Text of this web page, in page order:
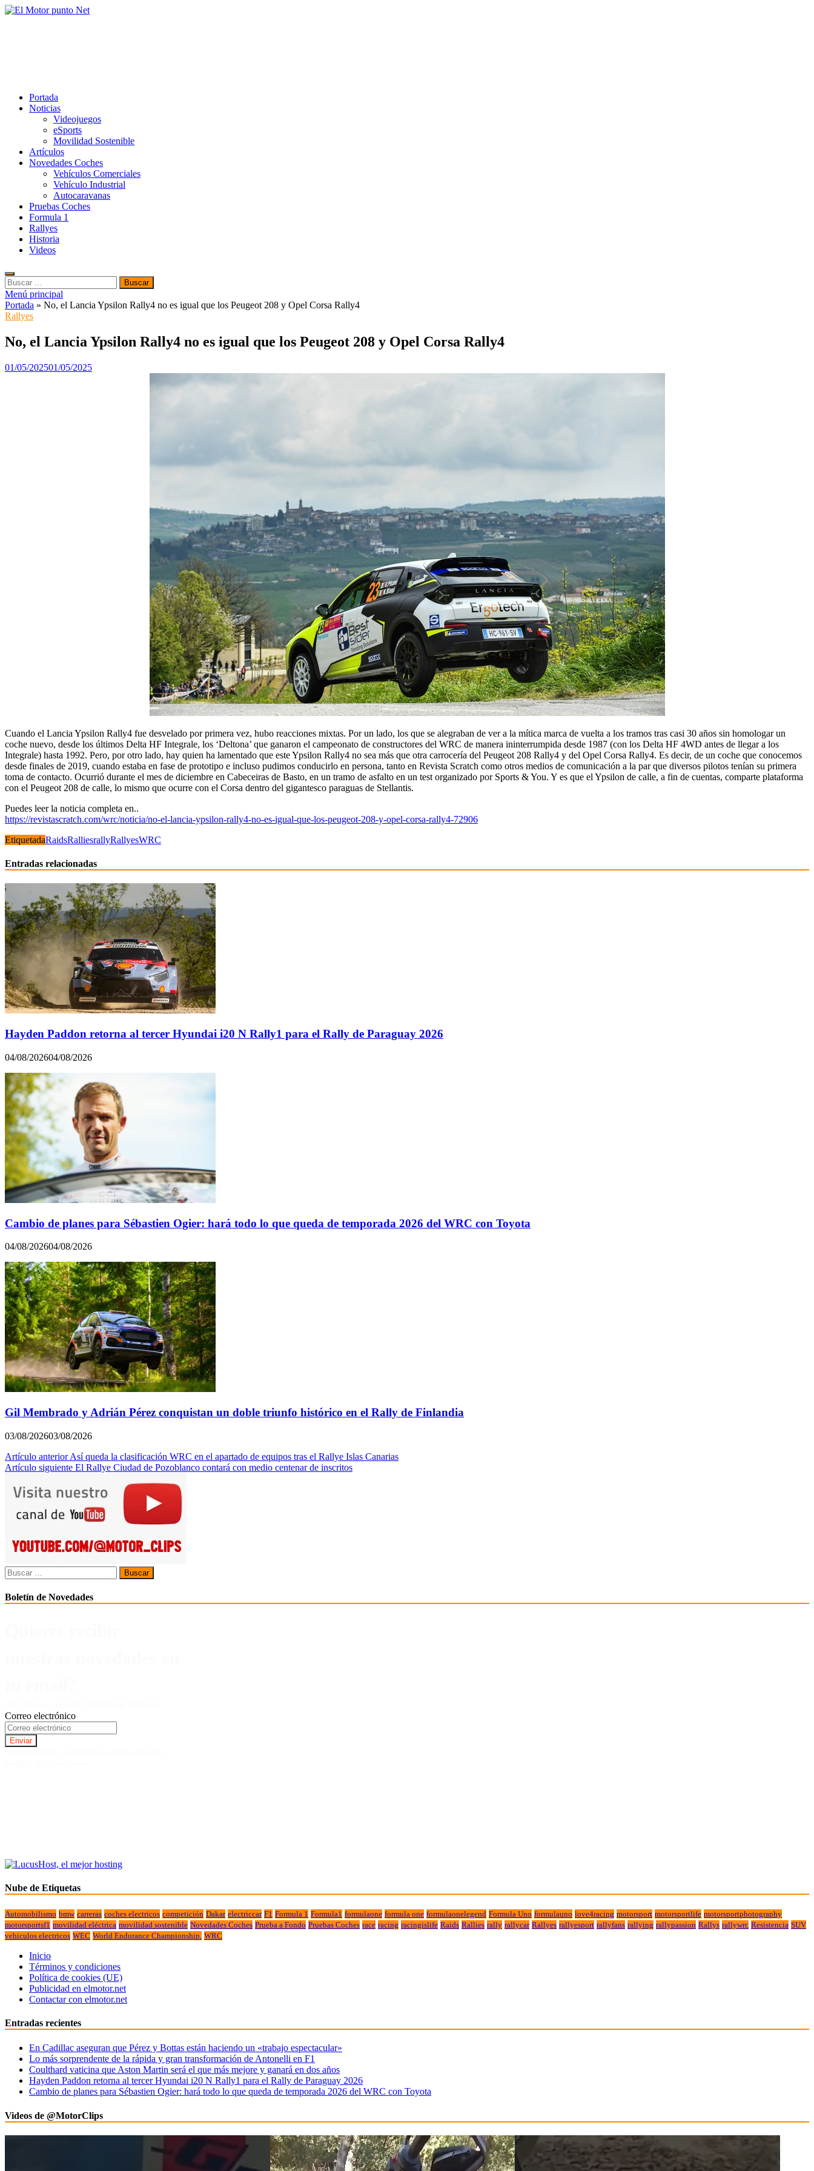
Saltar
Portada
Noticias
Videojuegos
eSports
Movilidad Sostenible
Artículos
Novedades Coches
Vehículos Comerciales
Vehículo Industrial
Autocaravanas
Pruebas Coches
Formula 1
Rallyes
Historia
Videos
Buscar:
Menú principal
Portada » No, el Lancia Ypsilon Rally4 no es igual que los Peugeot 208 y Opel Corsa Rally4
Rallyes
No, el Lancia Ypsilon Rally4 no es igual que los Peugeot 208 y Opel Corsa Rally4
01/05/202501/05/2025
Cuando el Lancia Ypsilon Rally4 fue desvelado por primera vez, hubo reacciones mixtas. Por un lado, los que se alegraban de ver a la mítica marca de vuelta a los tramos tras casi 30 años sin homologar un
coche nuevo, desde los últimos Delta HF Integrale, los ‘Deltona’ que ganaron el campeonato de constructores del WRC de manera ininterrumpida desde 1987 (con los Delta HF 4WD antes de llegar a los
Integrale) hasta 1992. Pero, por otro lado, hay quien ha lamentado que este Ypsilon Rally4 no sea más que otra carrocería del Peugeot 208 Rally4 y del Opel Corsa Rally4. Es decir, de un coche que conocemos
desde finales de 2019, cuando estaba en fase de prototipo e incluso pudimos conducirlo en persona, tanto en Revista Scratch como otros medios de comunicación a la par que diversos pilotos tenían su primera
toma de contacto. Ocurrió durante el mes de diciembre en Cabeceiras de Basto, en un tramo de asfalto en un test organizado por Sports & You. Y es que el Ypsilon de calle, a fin de cuentas, comparte plataforma
con el Peugeot 208 de calle, lo mismo que ocurre con el Corsa dentro del gigantesco paraguas de Stellantis.
Puedes leer la noticia completa en..
https://revistascratch.com/wrc/noticia/no-el-lancia-ypsilon-rally4-no-es-igual-que-los-peugeot-208-y-opel-corsa-rally4-72906
EtiquetadaRaidsRalliesrallyRallyesWRC
Entradas relacionadas
Hayden Paddon retorna al tercer Hyundai i20 N Rally1 para el Rally de Paraguay 2026
04/08/202604/08/2026
Cambio de planes para Sébastien Ogier: hará todo lo que queda de temporada 2026 del WRC con Toyota
04/08/202604/08/2026
Gil Membrado y Adrián Pérez conquistan un doble triunfo histórico en el Rally de Finlandia
03/08/202603/08/2026
Navegación
de
entradas
Artículo anterior Así queda la clasificación WRC en el apartado de equipos tras el Rallye Islas Canarias
Artículo siguiente El Rallye Ciudad de Pozoblanco contará con medio centenar de inscritos
Buscar:
Boletín de Novedades
Correo electrónico
Nube de Etiquetas
Automobilismo bmw carreras coches electricos competición Dakar electriccar F1 Formula 1 Formula1 formulaone formula one formulaonelegend Formula Uno formulauno love4racing motorsport motorsportlife motorsportphotography
motorsportsf1 movilidad eléctrica movilidad sostenible Novedades Coches Prueba a Fondo Pruebas Coches race racing racingislife Raids Rallies rally rallycar Rallyes rallyesport rallyfans rallying rallypassion Rallys rallywrc Resistencia SUV
vehiculos electricos WEC World Endurance Championship. WRC
Inicio
Términos y condiciones
Política de cookies (UE)
Publicidad en elmotor.net
Contactar con elmotor.net
Entradas recientes
En Cadillac aseguran que Pérez y Bottas están haciendo un «trabajo espectacular»
Lo más sorprendente de la rápida y gran transformación de Antonelli en F1
Coulthard vaticina que Aston Martin será el que más mejore y ganará en dos años
Hayden Paddon retorna al tercer Hyundai i20 N Rally1 para el Rally de Paraguay 2026
Cambio de planes para Sébastien Ogier: hará todo lo que queda de temporada 2026 del WRC con Toyota
Videos de @MotorClips